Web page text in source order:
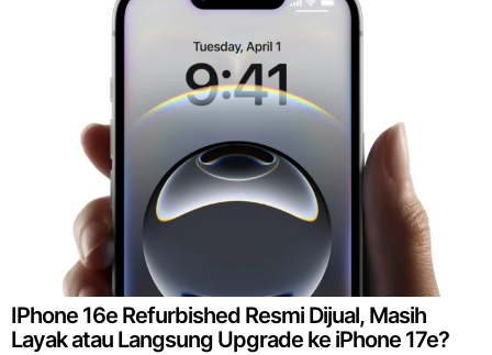
IPhone 16e Refurbished Resmi Dijual, Masih
Layak atau Langsung Upgrade ke iPhone 17e?